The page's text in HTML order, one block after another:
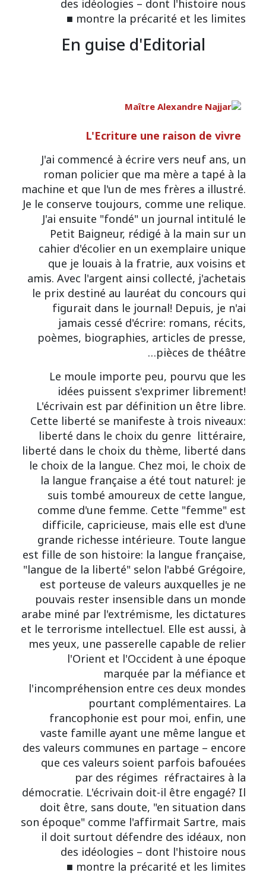
montre la précarité et les limites ■
En guise d'Editorial
L'Ecriture une raison de vivre
J'ai commencé à écrire vers neuf ans, un
roman policier que ma mère a tapé à la
machine et que l'un de mes frères a illustré.
Je le conserve toujours, comme une relique.
J'ai ensuite "fondé" un journal intitulé le
Petit Baigneur, rédigé à la main sur un
cahier d'écolier en un exemplaire unique
que je louais à la fratrie, aux voisins et
amis. Avec l'argent ainsi collecté, j'achetais
le prix destiné au lauréat du concours qui
figurait dans le journal! Depuis, je n'ai
jamais cessé d'écrire: romans, récits,
poèmes, biographies, articles de presse,
pièces de théâtre…
Le moule importe peu, pourvu que les
idées puissent s'exprimer librement!
L'écrivain est par définition un être libre.
Cette liberté se manifeste à trois niveaux:
liberté dans le choix du genre littéraire,
liberté dans le choix du thème, liberté dans
le choix de la langue. Chez moi, le choix de
la langue française a été tout naturel: je
suis tombé amoureux de cette langue,
comme d'une femme. Cette "femme" est
difficile, capricieuse, mais elle est d'une
grande richesse intérieure. Toute langue
est fille de son histoire: la langue française,
"langue de la liberté" selon l'abbé Grégoire,
est porteuse de valeurs auxquelles je ne
pouvais rester insensible dans un monde
arabe miné par l'extrémisme, les dictatures
et le terrorisme intellectuel. Elle est aussi, à
mes yeux, une passerelle capable de relier
l'Orient et l'Occident à une époque
marquée par la méfiance et
l'incompréhension entre ces deux mondes
pourtant complémentaires. La
francophonie est pour moi, enfin, une
vaste famille ayant une même langue et
des valeurs communes en partage – encore
que ces valeurs soient parfois bafouées
par des régimes réfractaires à la
démocratie. L'écrivain doit-il être engagé? Il
doit être, sans doute, "en situation dans
son époque" comme l'affirmait Sartre, mais
il doit surtout défendre des idéaux, non
des idéologies – dont l'histoire nous
montre la précarité et les limites ■